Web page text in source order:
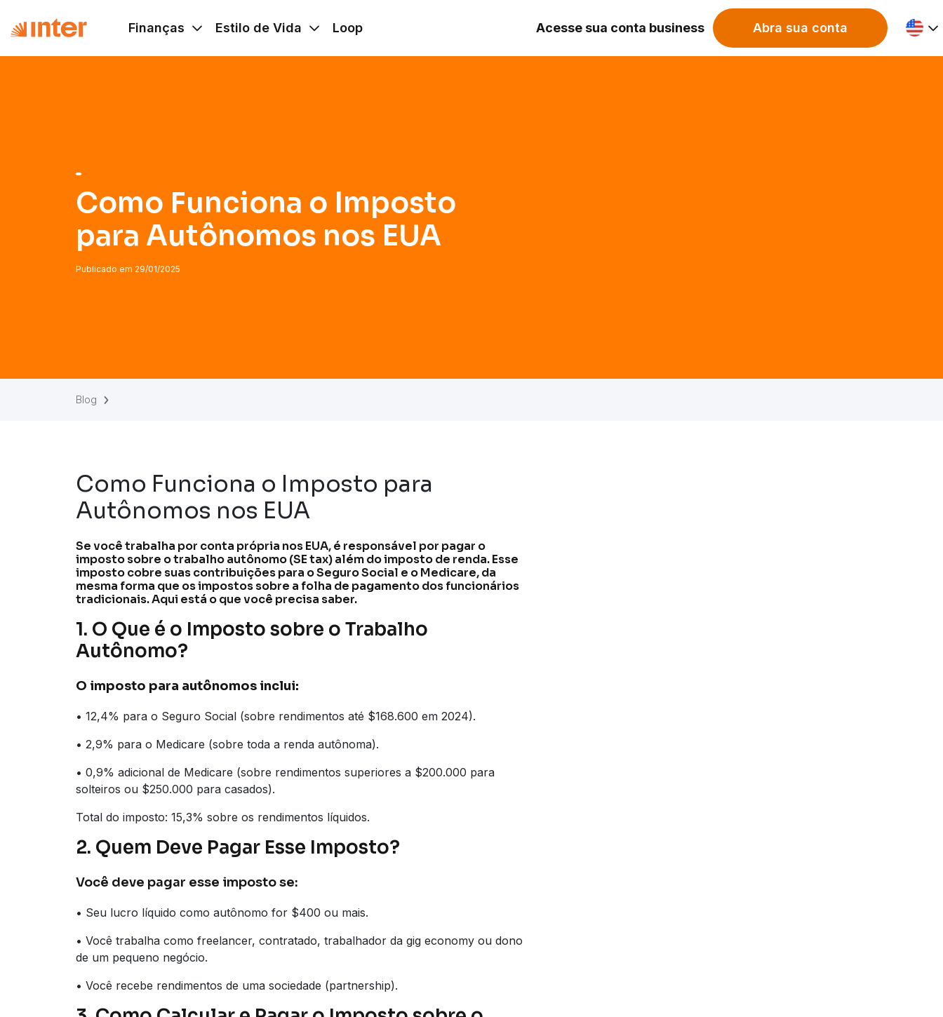
Finanças Estilo de Vida Loop Acesse sua conta business Abra sua conta
Como Funciona o Imposto
para Autônomos nos EUA
Publicado em 29/01/2025
Blog
Como Funciona o Imposto para
Autônomos nos EUA
Se você trabalha por conta própria nos EUA, é responsável por pagar o
imposto sobre o trabalho autônomo (SE tax) além do imposto de renda. Esse
imposto cobre suas contribuições para o Seguro Social e o Medicare, da
mesma forma que os impostos sobre a folha de pagamento dos funcionários
tradicionais. Aqui está o que você precisa saber.
1. O Que é o Imposto sobre o Trabalho
Autônomo?
O imposto para autônomos inclui:
• 12,4% para o Seguro Social (sobre rendimentos até $168.600 em 2024).
• 2,9% para o Medicare (sobre toda a renda autônoma).
• 0,9% adicional de Medicare (sobre rendimentos superiores a $200.000 para
solteiros ou $250.000 para casados).
Total do imposto: 15,3% sobre os rendimentos líquidos.
2. Quem Deve Pagar Esse Imposto?
Você deve pagar esse imposto se:
• Seu lucro líquido como autônomo for $400 ou mais.
• Você trabalha como freelancer, contratado, trabalhador da gig economy ou dono
de um pequeno negócio.
• Você recebe rendimentos de uma sociedade (partnership).